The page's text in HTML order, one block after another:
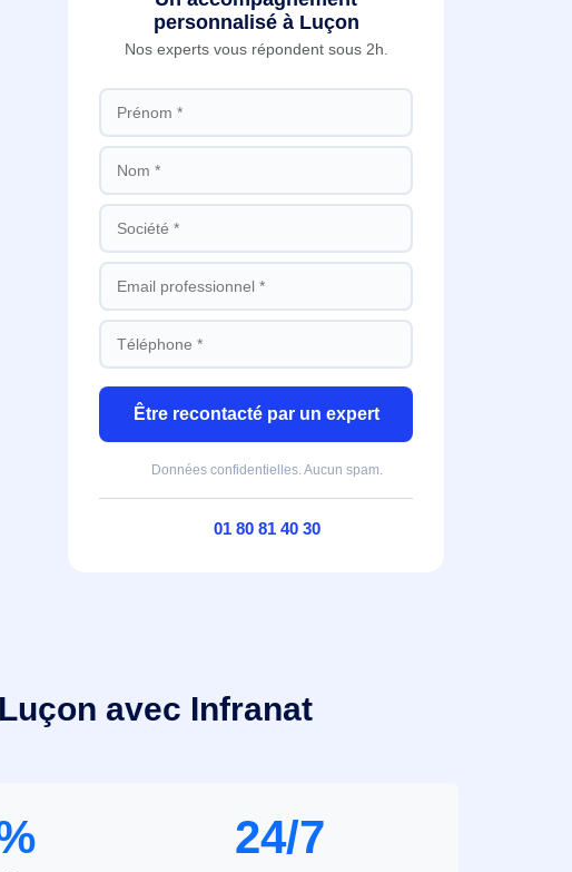
personnalisé à Luçon
Nos experts vous répondent sous 2h.
Être recontacté par un expert
Données confidentielles. Aucun spam.
01 80 81 40 30
avec Infranat
24/7